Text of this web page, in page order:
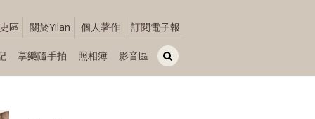
區 關於Yilan 個人著作 訂閱電子報
享樂隨手拍 照相簿 影音區